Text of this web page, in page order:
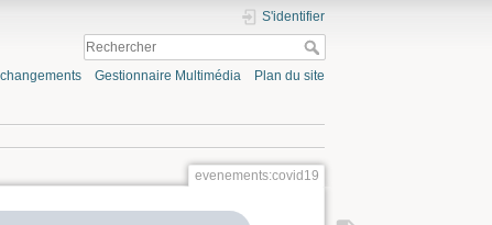
S'identifier
Gestionnaire Multimédia Plan du site
evenements:covid19